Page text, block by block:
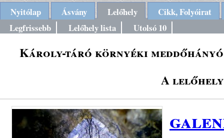
Nyitólap Ásvány Lelőhely
Cikk, Folyóirat
Legfrissebb
Lelőhely lista Utolsó 10
Károly-táró környéki
A lelőhely